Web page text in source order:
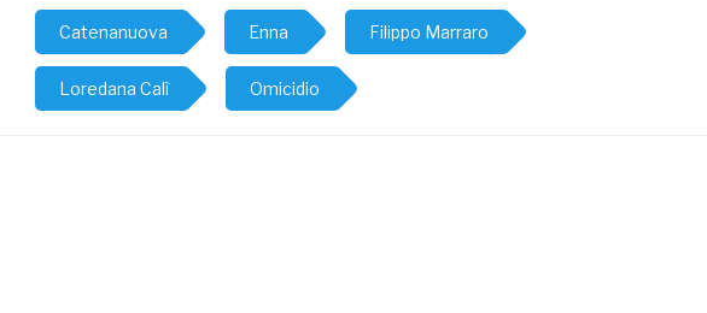
Catenanuova Enna Filippo Marraro
Loredana Calì Omicidio